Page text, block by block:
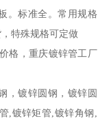
。标准全。常用规格
特殊规格可定做
格，重庆镀锌管工厂
，镀锌圆钢，镀锌圆
,镀锌矩管,镀锌角钢,